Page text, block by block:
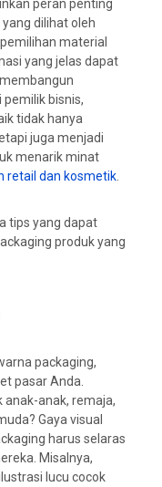
peran penting
dilihat oleh
material
yang jelas dapat
pemilik bisnis,
tidak hanya
juga menjadi
menarik minat
retail dan kosmetik
tips yang dapat
produk yang
packaging,
pasar Anda.
anak, remaja,
Gaya visual
harus selaras
Misalnya,
lucu cocok